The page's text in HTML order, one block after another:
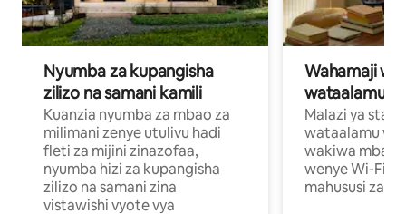
Nyumba za kupangisha
zilizo na samani kamili
Kuanzia nyumba za mbao za
milimani zenye utulivu hadi
fleti za mijini zinazofaa,
nyumba hizi za kupangisha
zilizo na samani zina
vistawishi vyote vya
Wahamaji
wataalamu
Malazi ya
wataalamu
wakiwa mbali
wenye Wi-Fi
mahususi za